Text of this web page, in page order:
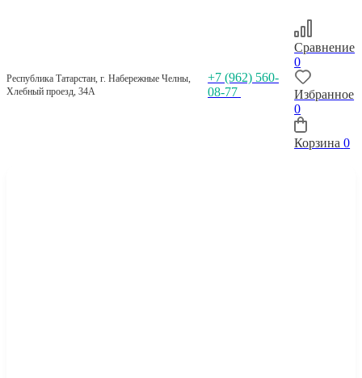
Республика Татарстан, г. Набережные Челны,
Хлебный проезд, 34А
+7 (962) 560-
08-77
Сравнение
0
Избранное
0
Корзина 0